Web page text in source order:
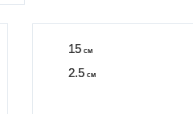
15 см
2.5 см